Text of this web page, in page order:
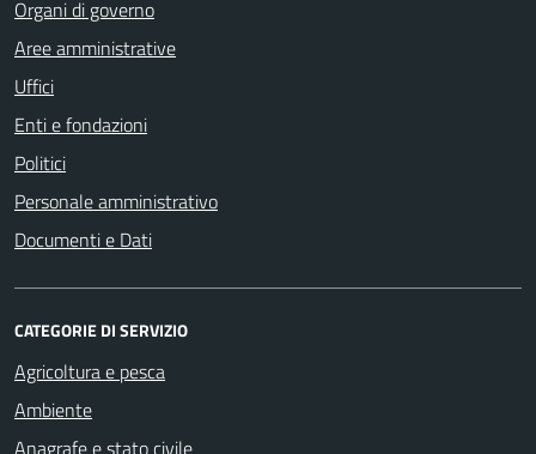
Organi di governo
Aree amministrative
Uffici
Enti e fondazioni
Politici
Personale amministrativo
Documenti e Dati
CATEGORIE DI SERVIZIO
Agricoltura e pesca
Ambiente
Anagrafe e stato civile